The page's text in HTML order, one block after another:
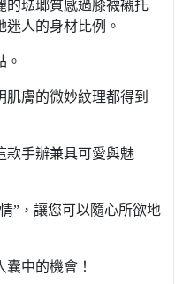
的琺瑯質感過膝襪襯托
人的身材比例。
。
膚的微妙紋理都得到
款手辦兼具可愛與魅
”，讓您可以隨心所欲地
中的機會！